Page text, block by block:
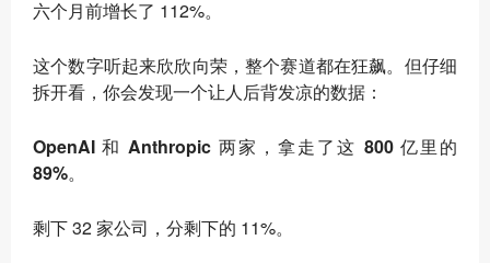
六个月前增长了 112%。
这个数字听起来欣欣向荣，整个赛道都在狂飙。但仔细
拆开看，你会发现一个让人后背发凉的数据：
OpenAI 和 Anthropic 两家，拿走了这 800 亿里的
89%。
剩下 32 家公司，分剩下的 11%。